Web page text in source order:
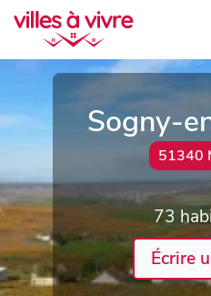
Sogny-
51340
73
Écrire